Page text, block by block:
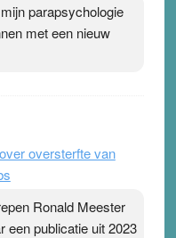
parapsychologie
met een nieuw
oversterfte van
Ronald Meester
een publicatie uit 2023